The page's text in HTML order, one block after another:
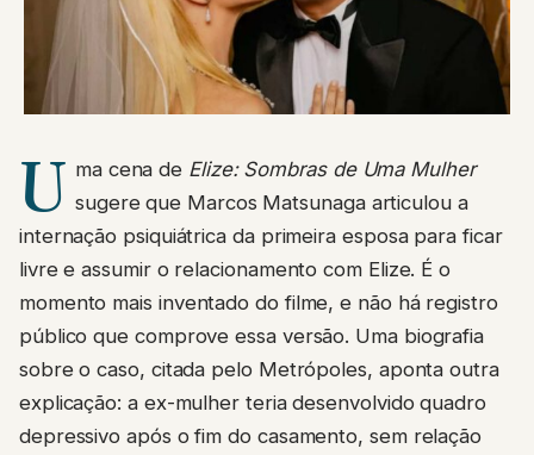
U ma cena de Elize: Sombras de Uma Mulher
sugere que Marcos Matsunaga articulou a
internação psiquiátrica da primeira esposa para ficar
livre e assumir o relacionamento com Elize. É o
momento mais inventado do filme, e não há registro
público que comprove essa versão. Uma biografia
sobre o caso, citada pelo Metrópoles, aponta outra
explicação: a ex-mulher teria desenvolvido quadro
depressivo após o fim do casamento, sem relação